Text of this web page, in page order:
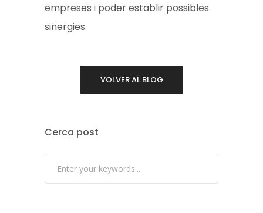
empreses i poder establir possibles
sinergies.
VOLVER AL BLOG
Cerca post